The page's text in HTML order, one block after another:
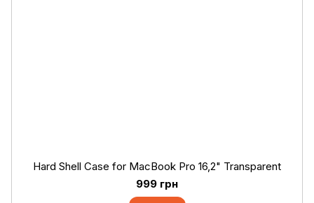
Hard Shell Case for MacBook Pro 16,2" Transparent
999 грн